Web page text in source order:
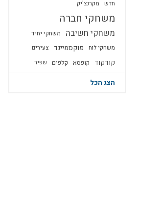
חדש
מקרנצ'יק
משחקי חברה
משחקי חשיבה משחקי יחיד
משחקי לוח פוקסמיינד צעירים
קודקוד קופסא קלפים שפיר
הצג הכל